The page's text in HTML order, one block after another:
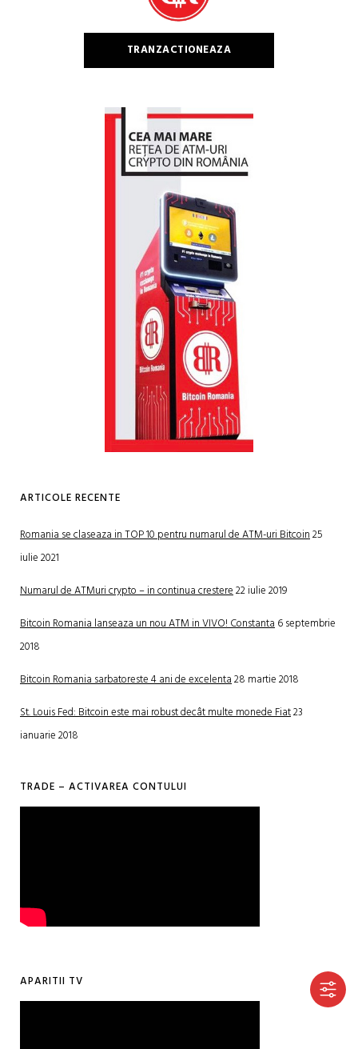
TRANZACTIONEAZA
ARTICOLE RECENTE
Romania se claseaza in TOP 10 pentru numarul de ATM-uri Bitcoin25
iulie 2021
Numarul de ATMuri crypto – in continua crestere22 iulie 2019
Bitcoin Romania lanseaza un nou ATM in VIVO! Constanta6 septembrie
2018
Bitcoin Romania sarbatoreste 4 ani de excelenta28 martie 2018
St. Louis Fed: Bitcoin este mai robust decât multe monede Fiat23
ianuarie 2018
TRADE – ACTIVAREA CONTULUI
APARITII TV